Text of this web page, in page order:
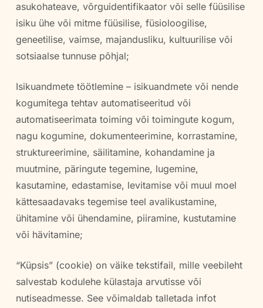
asukohateave, võrguidentifikaator või selle füüsilise
isiku ühe või mitme füüsilise, füsioloogilise,
geneetilise, vaimse, majandusliku, kultuurilise või
sotsiaalse tunnuse põhjal;
Isikuandmete töötlemine – isikuandmete või nende
kogumitega tehtav automatiseeritud või
automatiseerimata toiming või toimingute kogum,
nagu kogumine, dokumenteerimine, korrastamine,
struktureerimine, säilitamine, kohandamine ja
muutmine, päringute tegemine, lugemine,
kasutamine, edastamise, levitamise või muul moel
kättesaadavaks tegemise teel avalikustamine,
ühitamine või ühendamine, piiramine, kustutamine
või hävitamine;
“Küpsis” (cookie) on väike tekstifail, mille veebileht
salvestab kodulehe külastaja arvutisse või
nutiseadmesse. See võimaldab talletada infot